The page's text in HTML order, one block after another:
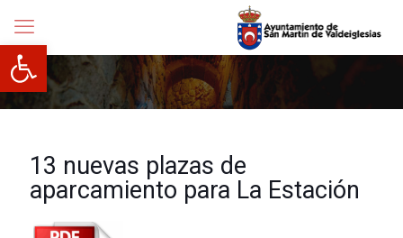
Abrir barra de herramientas
13 nuevas plazas de
aparcamiento para La Estación